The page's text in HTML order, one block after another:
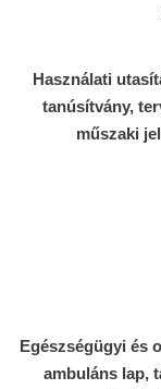
Használati
tanúsítvány,
műszaki
Egészségügyi és
ambuláns lap,